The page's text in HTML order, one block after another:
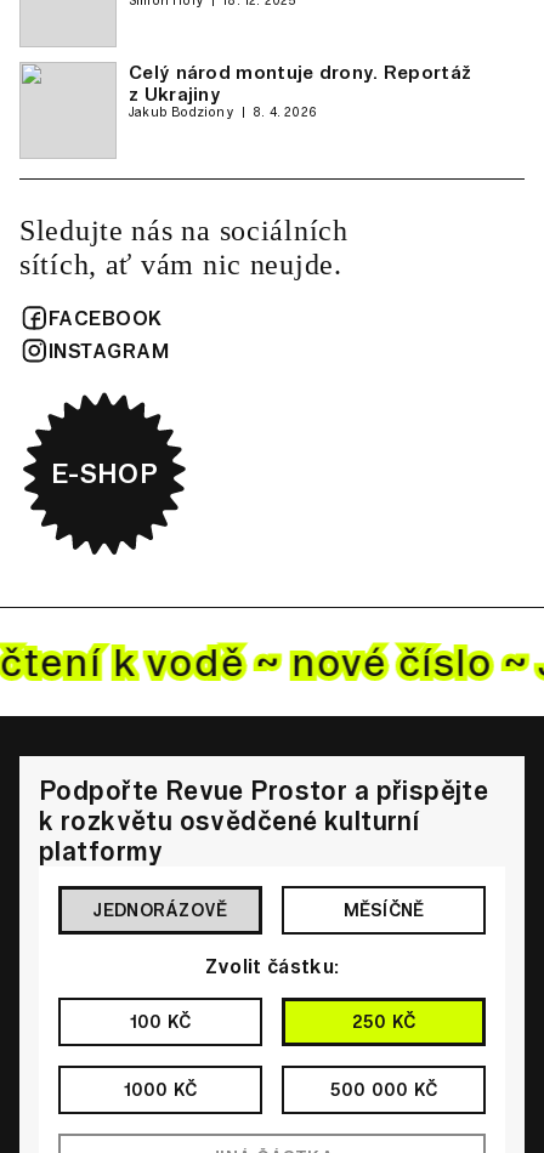
Celý národ montuje drony. Reportáž
z Ukrajiny
Jakub Bodziony 8. 4. 2026
Sledujte nás na sociálních
sítích, ať vám nic neujde.
FACEBOOK
INSTAGRAM
E-SHOP
čtení k vodě ~ novéčíslo ~
Podpořte Revue Prostor a přispějte
k rozkvětu osvědčené kulturní
platformy
JEDNORÁZOVĚ MĚSÍČNĚ
Zvolit částku:
100 KČ 250 KČ
1000 KČ 500 000 KČ